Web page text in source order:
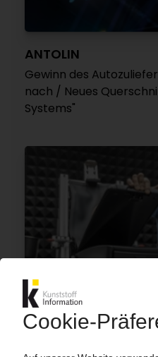
ANTOLIN
Gewinn des
nach / Neues
Systems"